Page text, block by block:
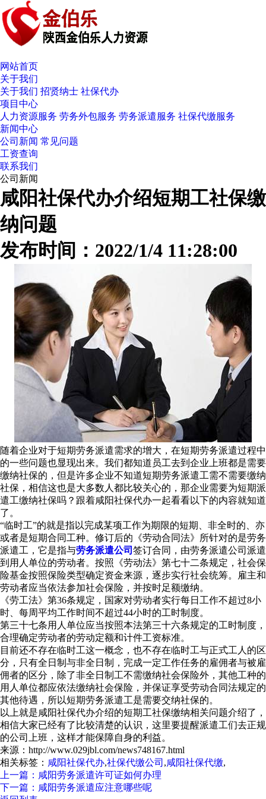
网站首页
关于我们
关于我们 招贤纳士 社保代办
项目中心
人力资源服务 劳务外包服务 劳务派遣服务 社保代缴服务
新闻中心
公司新闻 常见问题
工资查询
联系我们
公司新闻
咸阳社保代办介绍短期工社保缴
纳问题
发布时间：2022/1/4 11:28:00
随着企业对于短期劳务派遣需求的增大，在短期劳务派遣过程中
的一些问题也显现出来。我们都知道员工去到企业上班都是需要
缴纳社保的，但是许多企业不知道短期劳务派遣工需不需要缴纳
社保，相信这也是大多数人都比较关心的，那企业需要为短期派
遣工缴纳社保吗？跟着咸阳社保代办一起看看以下的内容就知道
了。
“临时工”的就是指以完成某项工作为期限的短期、非全时的、亦
或者是短期合同工种。修订后的《劳动合同法》所针对的是劳务
派遣工，它是指与劳务派遣公司 签订合同，由劳务派遣公司派遣
到用人单位的劳动者。按照《劳动法》第七十二条规定，社会保
险基金按照保险类型确定资金来源，逐步实行社会统筹。雇主和
劳动者应当依法参加社会保险，并按时足额缴纳。
《劳工法》第36条规定，国家对劳动者实行每日工作不超过8小
时、每周平均工作时间不超过44小时的工时制度。
第三十七条用人单位应当按照本法第三十六条规定的工时制度，
合理确定劳动者的劳动定额和计件工资标准。
目前还不存在临时工这一概念，也不存在临时工与正式工人的区
分，只有全日制与非全日制，完成一定工作任务的雇佣者与被雇
佣者的区分，除了非全日制工不需缴纳社会保险外，其他工种的
用人单位都应依法缴纳社会保险，并保证享受劳动合同法规定的
其他待遇，所以短期劳务派遣工是需要交纳社保的。
以上就是咸阳社保代办介绍的短期工社保缴纳相关问题介绍了，
相信大家已经有了比较清楚的认识，这里要提醒派遣工们去正规
的公司上班，这样才能保障自身的利益。
来源：http://www.029jbl.com/news748167.html
相关标签： 咸阳社保代办,社保代缴公司 ,咸阳社保代缴,
上一篇：咸阳劳务派遣许可证如何办理
下一篇：咸阳劳务派遣应注意哪些呢